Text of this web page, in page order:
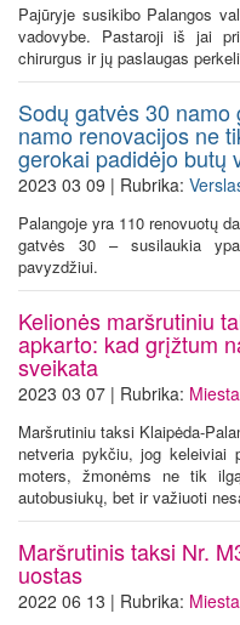
Pajūryje susikibo Palangos
vadovybe. Pastaroji iš jai
chirurgus ir jų paslaugas
Sodų gatvės 30
namo renovacijos ne
gerokai padidėjo butų
2023 03 09 | Rubrika:
Palangoje yra 110 renovuotų
gatvės 30 – susilaukia
pavyzdžiui.
Kelionės maršrutiniu
apkarto: kad grįžtum
sveikata
2023 03 07 | Rubrika:
Maršrutiniu taksi Klaipėda-
netveria pykčiu, jog keleiviai
moters, žmonėms ne tik
autobusiukų, bet ir važiuoti
Maršrutinis taksi Nr.
uostas
2022 06 13 | Rubrika: